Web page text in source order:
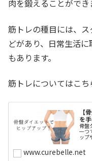
肉を鍛えることができ
筋トレの種目には、
どがあり、日常生活
もあります。
筋トレについてはこ
【
を
骨盤
一つ
ップ
www.curebelle.net